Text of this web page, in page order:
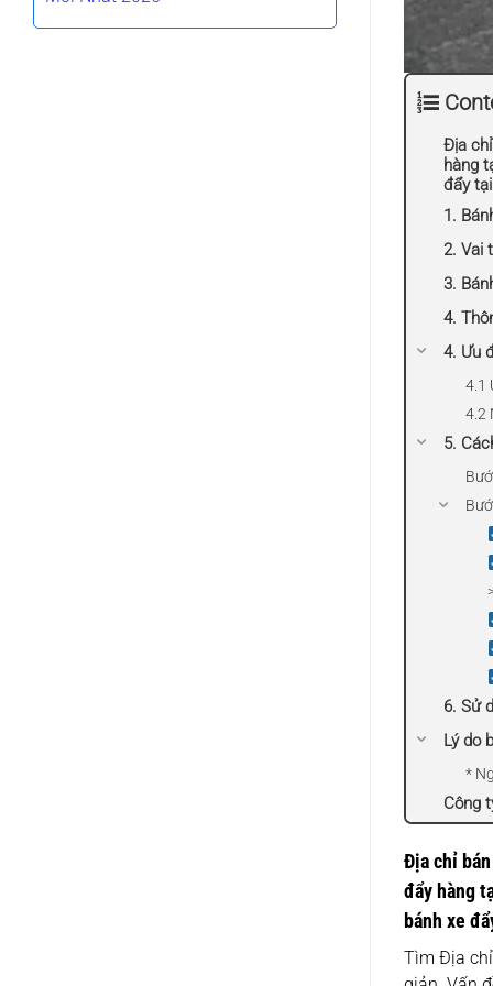
Địa
hàng
đẩy
1.
2. Vai
3.
4.
4. Ưu
4.1
4.2
5.
6. Sử
Lý do
*
Công
Địa chỉ
đẩy hàng
bánh xe
Tìm Địa